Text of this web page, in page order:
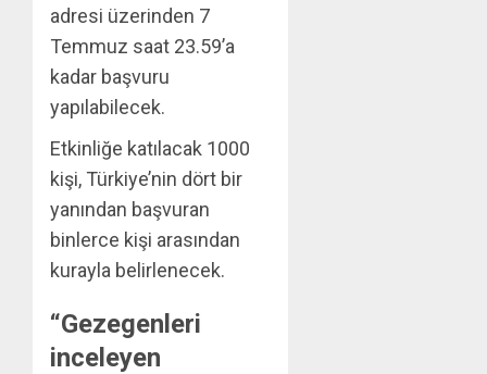
adresi üzerinden 7
Temmuz saat 23.59’a
kadar başvuru
yapılabilecek.
Etkinliğe katılacak 1000
kişi, Türkiye’nin dört bir
yanından başvuran
binlerce kişi arasından
kurayla belirlenecek.
“Gezegenleri
inceleyen